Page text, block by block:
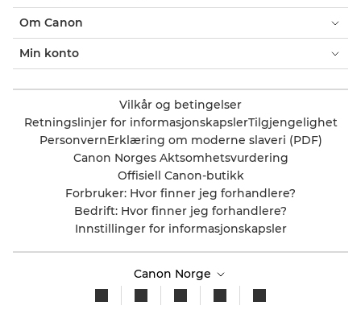
Om Canon
Min konto
Vilkår og betingelser
Retningslinjer for informasjonskapslerTilgjengelighet
PersonvernErklæring om moderne slaveri (PDF)
Canon Norges Aktsomhetsvurdering
Offisiell Canon-butikk
Forbruker: Hvor finner jeg forhandlere?
Bedrift: Hvor finner jeg forhandlere?
Innstillinger for informasjonskapsler
Canon Norge